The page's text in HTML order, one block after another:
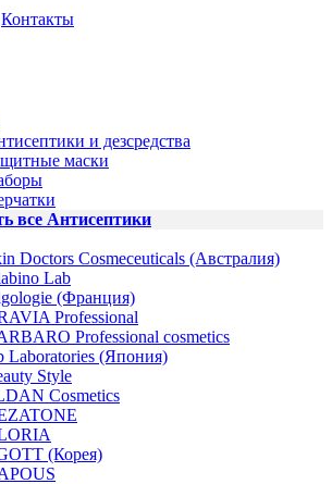
Контакты
и дезсредства
маски
все Антисептики
Doctors Cosmeceuticals (Австралия)
Lab
(Франция)
Professional
Professional cosmetics
Laboratories (Япония)
Style
Cosmetics
(Корея)